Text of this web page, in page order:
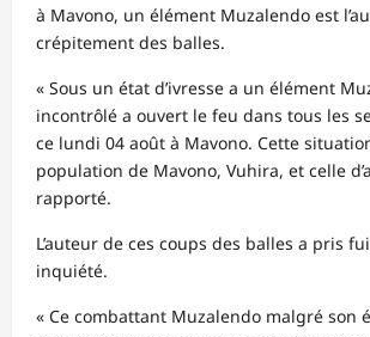
à Mavono, un élément Muzalendo est
crépitement des balles.
« Sous un état d’ivresse a un élément
incontrôlé a ouvert le feu dans tous les
ce lundi 04 août à Mavono. Cette
population de Mavono, Vuhira, et celle
rapporté.
L’auteur de ces coups des balles a pris
inquiété.
« Ce combattant Muzalendo malgré son